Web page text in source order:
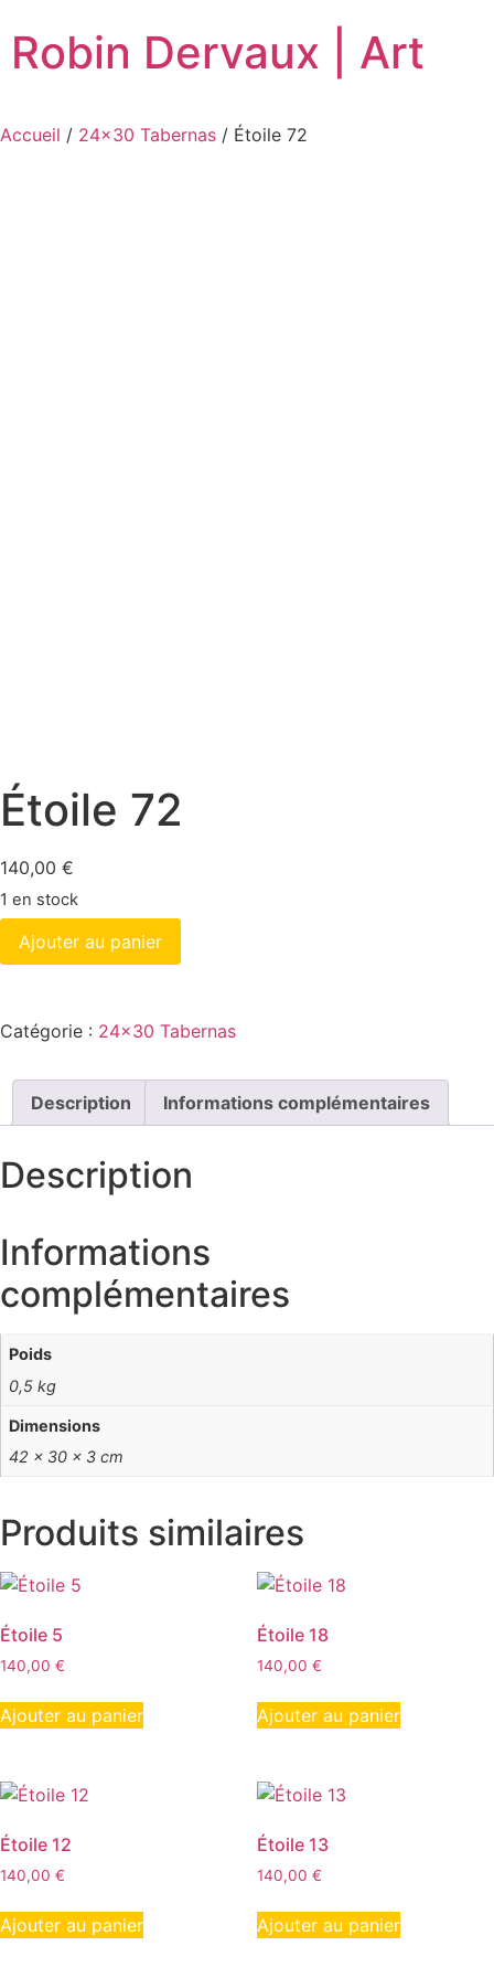
Robin Dervaux | Art
Accueil / 24x30 Tabernas / Étoile 72
Étoile 72
140,00 €
1 en stock
Ajouter au panier
Catégorie : 24x30 Tabernas
Description Informations complémentaires
Description
Informations
complémentaires
Poids
0,5 kg
Dimensions
42 × 30 × 3 cm
Produits similaires
Étoile 5
140,00 €
Ajouter au panier
Étoile 18
140,00 €
Ajouter au panier
Étoile 12
140,00 €
Ajouter au panier
Étoile 13
140,00 €
Ajouter au panier